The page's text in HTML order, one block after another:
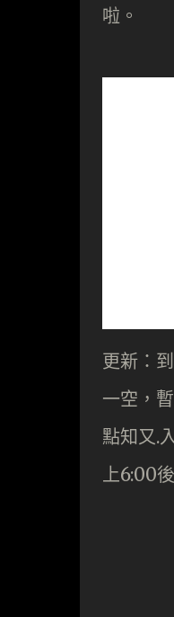
啦。
更新：
一空，
點知又.
上6:00